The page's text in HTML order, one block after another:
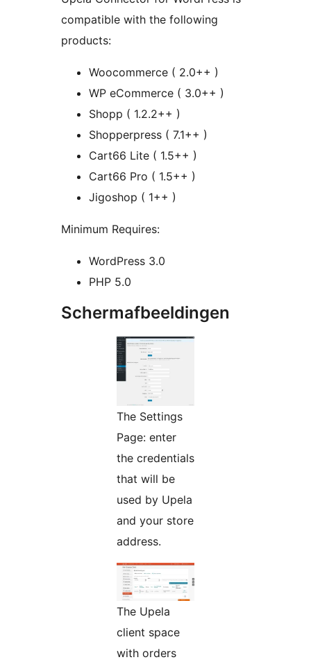
compatible with the following
products:
Woocommerce ( 2.0++ )
WP eCommerce ( 3.0++ )
Shopp ( 1.2.2++ )
Shopperpress ( 7.1++ )
Cart66 Lite ( 1.5++ )
Cart66 Pro ( 1.5++ )
Jigoshop ( 1++ )
Minimum Requires:
WordPress 3.0
PHP 5.0
Schermafbeeldingen
The Settings
Page: enter
the credentials
that will be
used by Upela
and your store
address.
The Upela
client space
with orders